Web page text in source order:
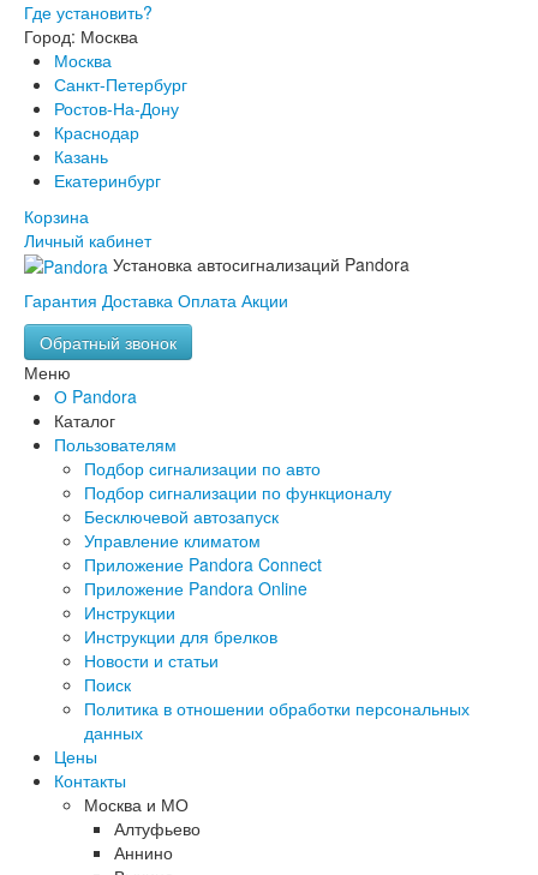
Где установить?
Город: Москва
Москва
Санкт-Петербург
Ростов-На-Дону
Краснодар
Казань
Екатеринбург
Корзина
Личный кабинет
Установка автосигнализаций Pandora
Гарантия Доставка Оплата Акции
Обратный звонок
Меню
О Pandora
Каталог
Пользователям
Подбор сигнализации по авто
Подбор сигнализации по функционалу
Бесключевой автозапуск
Управление климатом
Приложение Pandora Connect
Приложение Pandora Online
Инструкции
Инструкции для брелков
Новости и статьи
Поиск
Политика в отношении обработки персональных
данных
Цены
Контакты
Москва и МО
Алтуфьево
Аннино